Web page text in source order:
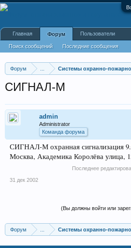
Форум Системы охранно-
СИГНАЛ-М
admin
Administrator
Команда форума
СИГНАЛ-М охранная сигнализация
Москва, Академика Королёва улица,
Последнее
31 дек 2002
(Вы должны войти или
Форум Системы охранно-
Главная Форум
Поиск сообщений Последние сообщения
Пользователи